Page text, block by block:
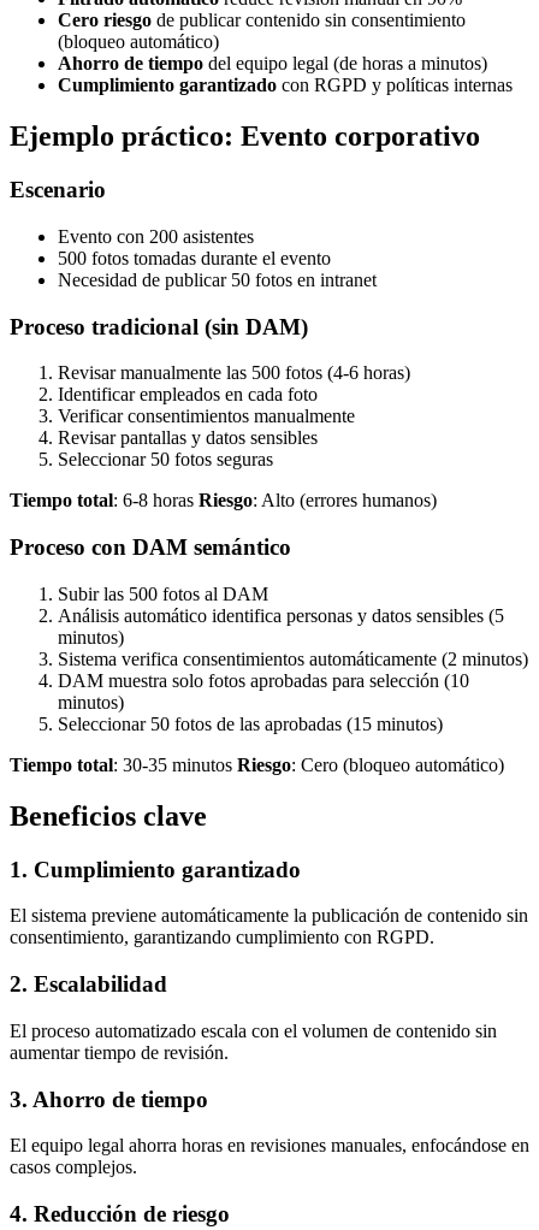
Cero riesgo de publicar contenido sin consentimiento
(bloqueo automático)
Ahorro de tiempo del equipo legal (de horas a minutos)
Cumplimiento garantizado con RGPD y políticas internas
Ejemplo práctico: Evento corporativo
Escenario
Evento con 200 asistentes
500 fotos tomadas durante el evento
Necesidad de publicar 50 fotos en intranet
Proceso tradicional (sin DAM)
Revisar manualmente las 500 fotos (4-6 horas)
Identificar empleados en cada foto
Verificar consentimientos manualmente
Revisar pantallas y datos sensibles
Seleccionar 50 fotos seguras
Tiempo total: 6-8 horas Riesgo: Alto (errores humanos)
Proceso con DAM semántico
Subir las 500 fotos al DAM
Análisis automático identifica personas y datos sensibles (5
minutos)
Sistema verifica consentimientos automáticamente (2 minutos)
DAM muestra solo fotos aprobadas para selección (10
minutos)
Seleccionar 50 fotos de las aprobadas (15 minutos)
Tiempo total: 30-35 minutos Riesgo: Cero (bloqueo automático)
Beneficios clave
1. Cumplimiento garantizado
El sistema previene automáticamente la publicación de contenido sin
consentimiento, garantizando cumplimiento con RGPD.
2. Escalabilidad
El proceso automatizado escala con el volumen de contenido sin
aumentar tiempo de revisión.
3. Ahorro de tiempo
El equipo legal ahorra horas en revisiones manuales, enfocándose en
casos complejos.
4. Reducción de riesgo